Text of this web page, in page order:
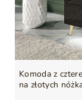
Komoda z
na złotych